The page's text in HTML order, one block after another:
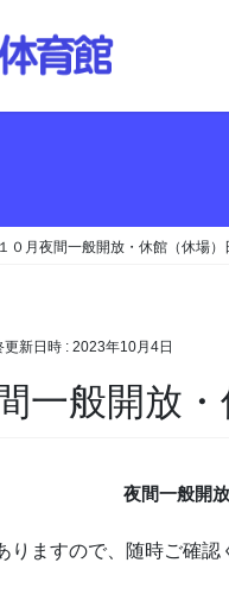
１０月夜間一般開放・休館（休場
更新日時 : 2023年10月4日
一般開放
夜間一般開
ますので、随時ご確認